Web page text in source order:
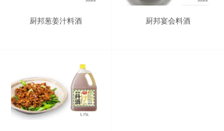
厨邦葱姜汁料酒 厨邦宴会料酒